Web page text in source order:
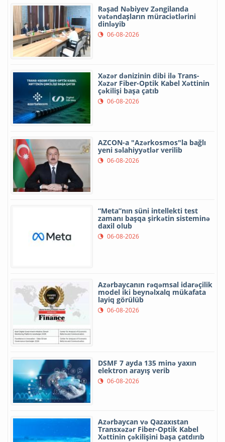
Rəşad Nəbiyev Zəngilanda
vətəndaşların müraciətlərini
dinləyib
06-08-2026
Xəzər dənizinin dibi ilə Trans-
Xəzər Fiber-Optik Kabel Xəttinin
çəkilişi başa çatıb
06-08-2026
AZCON-a "Azərkosmos"la bağlı
yeni səlahiyyətlər verilib
06-08-2026
“Meta”nın süni intellekti test
zamanı başqa şirkətin sisteminə
daxil olub
06-08-2026
Azərbaycanın rəqəmsal idarəçilik
model iki beynəlxalq mükafata
layiq görülüb
06-08-2026
DSMF 7 ayda 135 minə yaxın
elektron arayış verib
06-08-2026
Azərbaycan və Qazaxıstan
Transxəzər Fiber-Optik Kabel
Xəttinin çəkilişini başa çatdırıb